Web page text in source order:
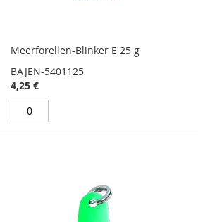
Meerforellen-Blinker E 25 g
BAJEN-5401125
4,25 €